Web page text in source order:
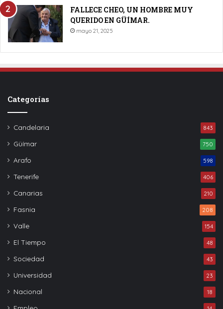
FALLECE CHEO, UN HOMBRE MUY
QUERIDO EN GÜÍMAR.
mayo 21, 2025
Categorías
Candelaria 843
Güímar 750
Arafo 598
Tenerife 406
Canarias 210
Fasnia 208
Valle 154
El Tiempo 48
Sociedad 43
Universidad 23
Nacional 18